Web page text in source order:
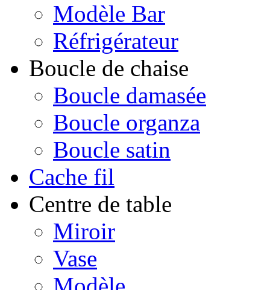
Modèle Bar
Réfrigérateur
Boucle de chaise
Boucle damasée
Boucle organza
Boucle satin
Cache fil
Centre de table
Miroir
Vase